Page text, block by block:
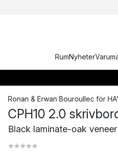
RumNyheter
Ronan & Erwan Bouroullec för
CPH10 2.0
Black laminate-oak veneer